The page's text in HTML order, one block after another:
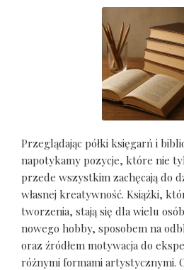
Przeglądając półki księgarń i
napotykamy pozycje, które nie
przede wszystkim zachęcają do
własnej kreatywność. Książki,
tworzenia, stają się dla wielu
nowego hobby, sposobem na
oraz źródłem motywacja do
różnymi formami artystycznymi.